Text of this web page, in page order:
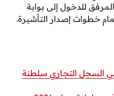
للدخول إلى بوابة
خطوات إصدار التأشيرة.
السجل التجاري سلطنة